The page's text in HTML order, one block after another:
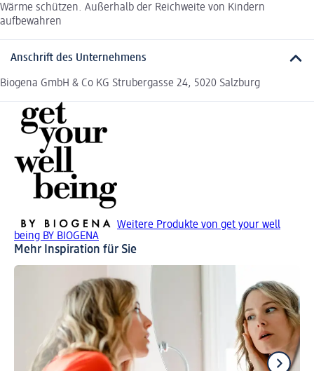
Wärme schützen. Außerhalb der Reichweite von Kindern
aufbewahren
Anschrift des Unternehmens
Biogena GmbH & Co KG Strubergasse 24, 5020 Salzburg
Weitere Produkte von get your well
being BY BIOGENA
Mehr Inspiration für Sie